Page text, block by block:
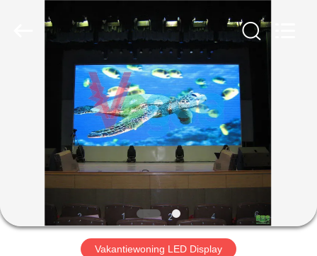
PRODUCTEN
VIDEO'S
OVER
ONS
Vakantiewoning LED Display